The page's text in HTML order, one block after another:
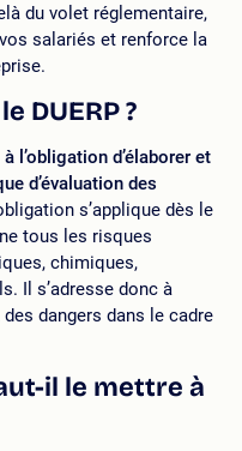
du volet réglementaire,
salariés et renforce la
DUERP ?
l’obligation d’élaborer et
d’évaluation des
s’applique dès le
tous les risques
chimiques,
Il s’adresse donc à
des dangers dans le cadre
il le mettre à